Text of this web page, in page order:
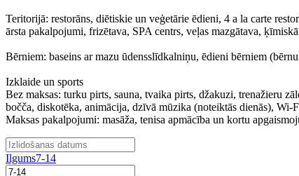
Teritorijā: restorāns, diētiskie un veģetārie ēdieni, 4 a la carte
ārsta pakalpojumi, frizētava, SPA centrs, veļas mazgātava,
Bērniem: baseins ar mazu ūdensslīdkalniņu, ēdieni bērniem
Izklaide un sports
Bez maksas: turku pirts, sauna, tvaika pirts, džakuzi, trenažieru
bočča, diskotēka, animācija, dzīvā mūzika (noteiktās dienās),
Maksas pakalpojumi: masāža, tenisa apmācība un kortu
Ilgums7-14